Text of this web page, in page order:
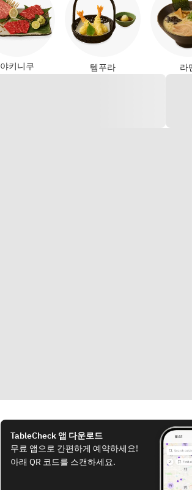
야키니쿠 템푸라 라
TableCheck 앱 다운로드
무료 앱으로 간편하게 예약하세요!
아래 QR 코드를 스캔하세요.